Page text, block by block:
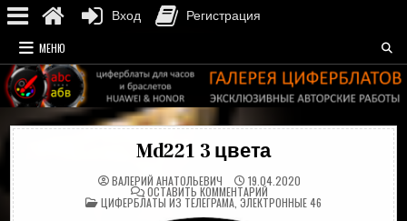
Перейти
к
содержимому
МЕНЮ
Md221 3 цвета
ВАЛЕРИЙ АНАТОЛЬЕВИЧ 19.04.2020
ОСТАВИТЬ КОММЕНТАРИЙНА
MD221
3
ОПУБЛИКОВАНО
В
ЦИФЕРБЛАТЫ ИЗ ТЕЛЕГРАМА ЭЛЕКТРОННЫЕ 46
Вход Регистрация